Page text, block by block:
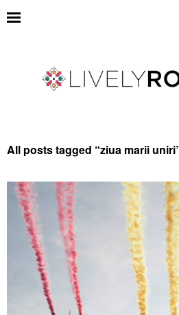
All posts tagged “ziua marii uniri